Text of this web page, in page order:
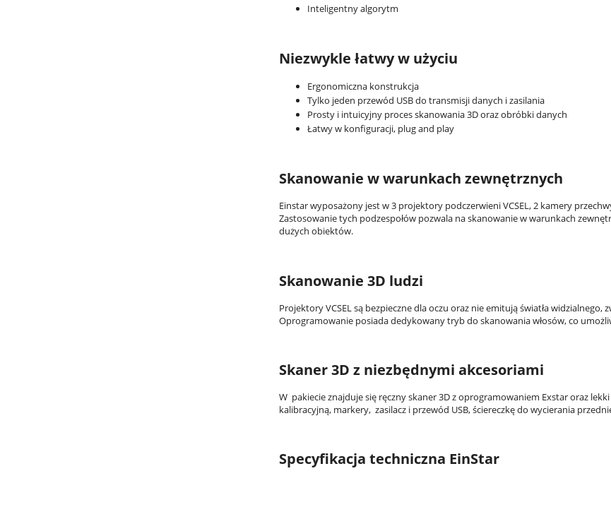
Inteligentny algorytm
Niezwykle łatwy w użyciu
Ergonomiczna konstrukcja
Tylko jeden przewód USB do transmisji danych i zasilania
Prosty i intuicyjny proces skanowania 3D oraz obróbki danych
Łatwy w konfiguracji, plug and play
Skanowanie w warunkach zewnętrznych
Einstar wyposażony jest w 3 projektory podczerwieni VCSEL, 2 kamery
Zastosowanie tych podzespołów pozwala na skanowanie w warunkach
dużych obiektów.
Skanowanie 3D ludzi
Projektory VCSEL są bezpieczne dla oczu oraz nie emitują światła
Oprogramowanie posiada dedykowany tryb do skanowania włosów, co
Skaner 3D z niezbędnymi akcesoriami
W pakiecie znajduje się ręczny skaner 3D z oprogramowaniem Exstar oraz
kalibracyjną, markery, zasilacz i przewód USB, ściereczkę do wycierania
Specyfikacja techniczna EinStar